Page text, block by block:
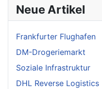
Neue Artikel
Frankfurter Flughafen
DM-Drogeriemarkt
Soziale Infrastruktur
DHL Reverse Logistics